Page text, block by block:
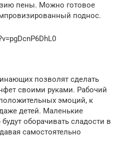
пены. Можно готовое
поднос.
позволят сделать
своими руками. Рабочий
эмоций, к
детей. Маленькие
оборачивать сладости в
самостоятельно